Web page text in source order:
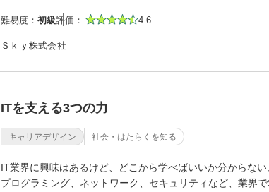
難易度： 初級評価： 4.6
Ｓｋｙ株式会社
ITを支える3つの力
キャリアデザイン 社会・はたらくを知る
IT業界に興味はあるけど、どこから学べばいいか分からない
プログラミング、ネットワーク、セキュリティなど、業界